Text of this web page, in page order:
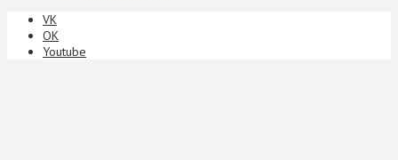
VK
ОК
Youtube